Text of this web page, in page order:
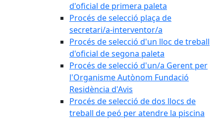
d'oficial de primera paleta
Procés de selecció plaça de
secretari/a-interventor/a
Procés de selecció d'un lloc de treball
d'oficial de segona paleta
Procés de selecció d'un/a Gerent per
l'Organisme Autònom Fundació
Residència d'Avis
Procés de selecció de dos llocs de
treball de peó per atendre la piscina